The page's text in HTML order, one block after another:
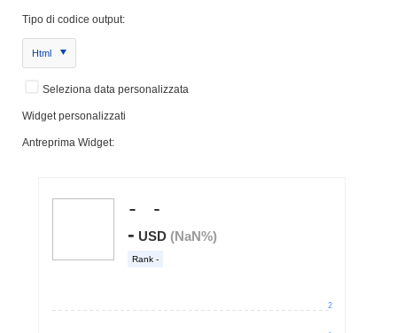
Tipo di codice output:
Html
Seleziona data personalizzata
Widget personalizzati
Antreprima Widget: